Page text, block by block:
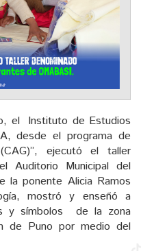
el Instituto de Estudios
desde el programa de
ejecutó el taller
Auditorio Municipal del
la ponente Alicia Ramos
mostró y enseñó a
y símbolos de la zona
de Puno por medio del